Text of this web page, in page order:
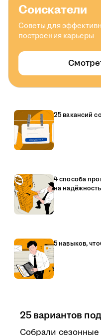
Соискатели
Советы для
построения карьеры
25 вакансий
4 способа
на надёжность
5 навыков,
25 вариантов
Собрали